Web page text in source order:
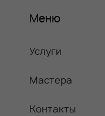
Меню
Услуги
Мастера
Контакты